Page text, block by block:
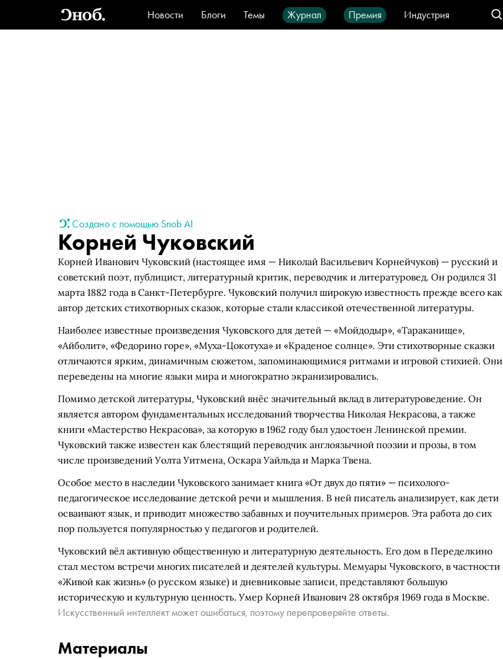
Новости Блоги Темы Журнал Премия
Индустрия
Стиль
Видео Город IT-продукты
Создано с помощью Snob AI
Корней Чуковский
Корней Иванович Чуковский (настоящее имя — Николай Васильевич Корнейчуков) — русский и
советский поэт, публицист, литературный критик, переводчик и литературовед. Он родился 31
марта 1882 года в Санкт-Петербурге. Чуковский получил широкую известность прежде всего как
автор детских стихотворных сказок, которые стали классикой отечественной литературы.
Наиболее известные произведения Чуковского для детей — «Мойдодыр», «Тараканище»,
«Айболит», «Федорино горе», «Муха-Цокотуха» и «Краденое солнце». Эти стихотворные сказки
отличаются ярким, динамичным сюжетом, запоминающимися ритмами и игровой стихией. Они
переведены на многие языки мира и многократно экранизировались.
Помимо детской литературы, Чуковский внёс значительный вклад в литературоведение. Он
является автором фундаментальных исследований творчества Николая Некрасова, а также
книги «Мастерство Некрасова», за которую в 1962 году был удостоен Ленинской премии.
Чуковский также известен как блестящий переводчик англоязычной поэзии и прозы, в том
числе произведений Уолта Уитмена, Оскара Уайльда и Марка Твена.
Особое место в наследии Чуковского занимает книга «От двух до пяти» — психолого-
педагогическое исследование детской речи и мышления. В ней писатель анализирует, как дети
осваивают язык, и приводит множество забавных и поучительных примеров. Эта работа до сих
пор пользуется популярностью у педагогов и родителей.
Чуковский вёл активную общественную и литературную деятельность. Его дом в Переделкино
стал местом встречи многих писателей и деятелей культуры. Мемуары Чуковского, в частности
«Живой как жизнь» (о русском языке) и дневниковые записи, представляют большую
историческую и культурную ценность. Умер Корней Иванович 28 октября 1969 года в Москве.
Искусственный интеллект может ошибаться, поэтому перепроверяйте ответы.
Материалы